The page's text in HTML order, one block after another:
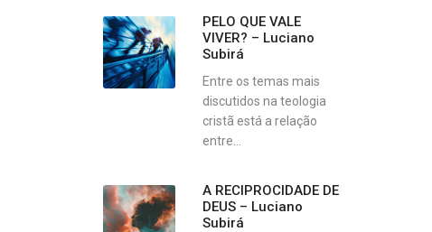
PELO QUE VALE
VIVER? – Luciano
Subirá
Entre os temas mais
discutidos na teologia
cristã está a relação
entre...
A RECIPROCIDADE DE
DEUS – Luciano
Subirá